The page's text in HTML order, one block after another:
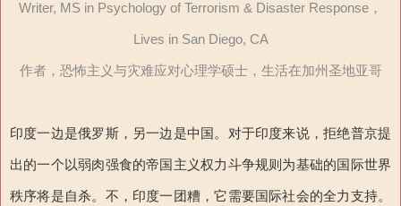
Writer, MS in Psychology of Terrorism & Disaster Response，
Lives in San Diego, CA
作者，恐怖主义与灾难应对心理学硕士，生活在加州圣地亚哥
印度一边是俄罗斯，另一边是中国。对于印度来说，拒绝普京提
出的一个以弱肉强食的帝国主义权力斗争规则为基础的国际世界
秩序将是自杀。不，印度一团糟，它需要国际社会的全力支持。